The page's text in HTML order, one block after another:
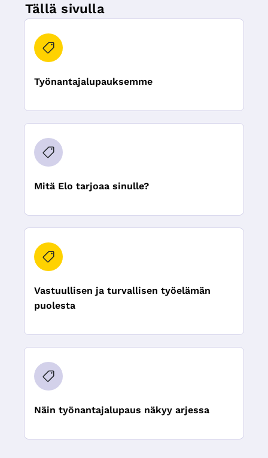
Tällä sivulla
Työnantajalupauksemme
Mitä Elo tarjoaa sinulle?
Vastuullisen ja turvallisen työelämän
puolesta
Näin työnantajalupaus näkyy arjessa